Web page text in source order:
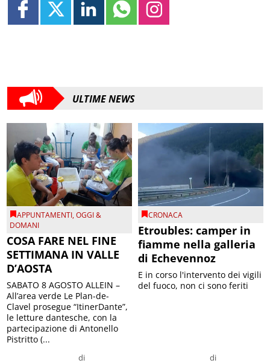
ULTIME NEWS
APPUNTAMENTI,OGGI &
DOMANI
COSA FARE NEL FINE
SETTIMANA IN VALLE
D’AOSTA
di
SABATO 8 AGOSTO ALLEIN –
All’area verde Le Plan-de-
Clavel prosegue “ItinerDante”,
le letture dantesche, con la
partecipazione di Antonello
Pistritto (...
CRONACA
Etroubles: camper in
fiamme nella galleria
di Echevennoz
di
E in corso l'intervento dei vigili
del fuoco, non ci sono feriti